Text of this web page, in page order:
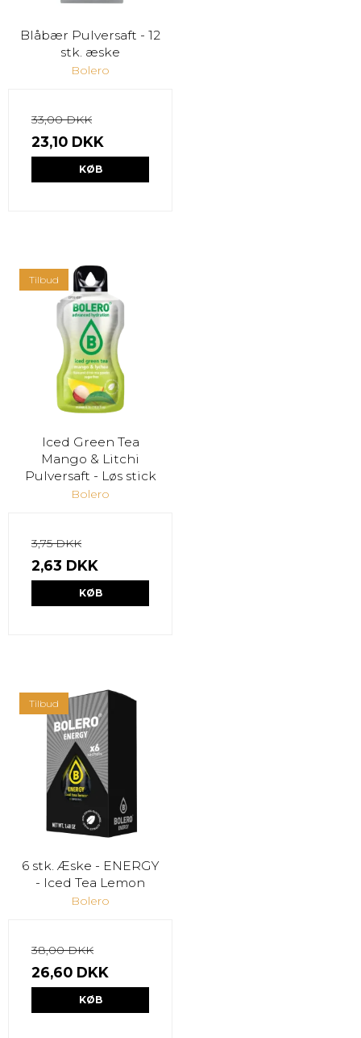
Blåbær Pulversaft - 12
stk. æske
Bolero
33,00 DKK
23,10 DKK
KØB
Tilbud
Iced Green Tea
Mango & Litchi
Pulversaft - Løs stick
Bolero
3,75 DKK
2,63 DKK
KØB
Tilbud
6 stk. Æske - ENERGY
- Iced Tea Lemon
Bolero
38,00 DKK
26,60 DKK
KØB